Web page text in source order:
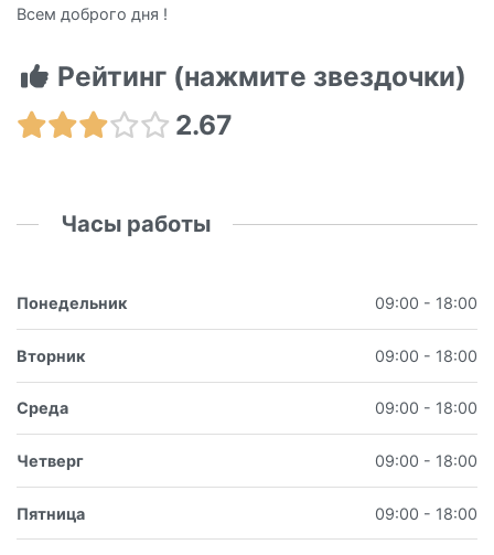
Всем доброго дня !
Рейтинг (нажмите звездочки)
2.67
Часы работы
Понедельник 09:00 - 18:00
Вторник 09:00 - 18:00
Среда 09:00 - 18:00
Четверг 09:00 - 18:00
Пятница 09:00 - 18:00